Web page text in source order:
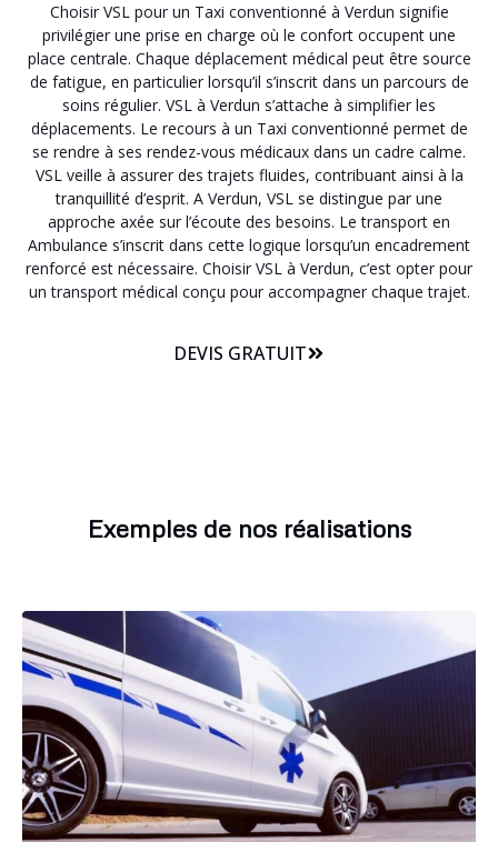
Choisir VSL pour un Taxi conventionné à Verdun signifie
privilégier une prise en charge où le confort occupent une
place centrale. Chaque déplacement médical peut être source
de fatigue, en particulier lorsqu’il s’inscrit dans un parcours de
soins régulier. VSL à Verdun s’attache à simplifier les
déplacements. Le recours à un Taxi conventionné permet de
se rendre à ses rendez-vous médicaux dans un cadre calme.
VSL veille à assurer des trajets fluides, contribuant ainsi à la
tranquillité d’esprit. A Verdun, VSL se distingue par une
approche axée sur l’écoute des besoins. Le transport en
Ambulance s’inscrit dans cette logique lorsqu’un encadrement
renforcé est nécessaire. Choisir VSL à Verdun, c’est opter pour
un transport médical conçu pour accompagner chaque trajet.
DEVIS GRATUIT
Exemples de nos réalisations